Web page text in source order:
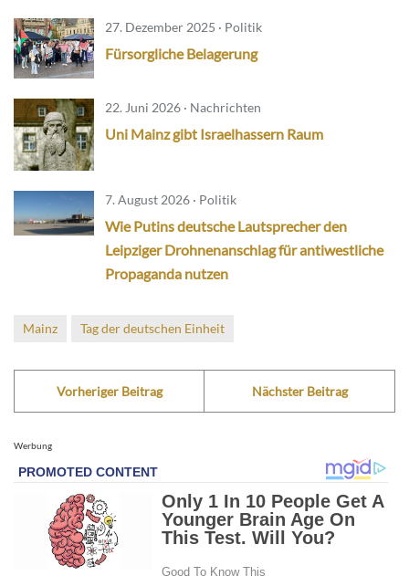
27. Dezember 2025 · Politik
Fürsorgliche Belagerung
22. Juni 2026 · Nachrichten
Uni Mainz gibt Israelhassern Raum
7. August 2026 · Politik
Wie Putins deutsche Lautsprecher den
Leipziger Drohnenanschlag für antiwestliche
Propaganda nutzen
Mainz Tag der deutschen Einheit
Vorheriger Beitrag Nächster Beitrag
Werbung